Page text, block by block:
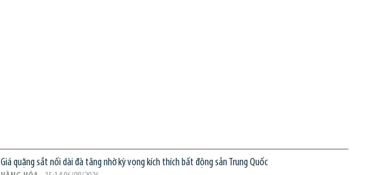
Giá quặng sắt nối dài đà tăng nhờ kỳ vọng kích thích bất động sản Trung Quốc